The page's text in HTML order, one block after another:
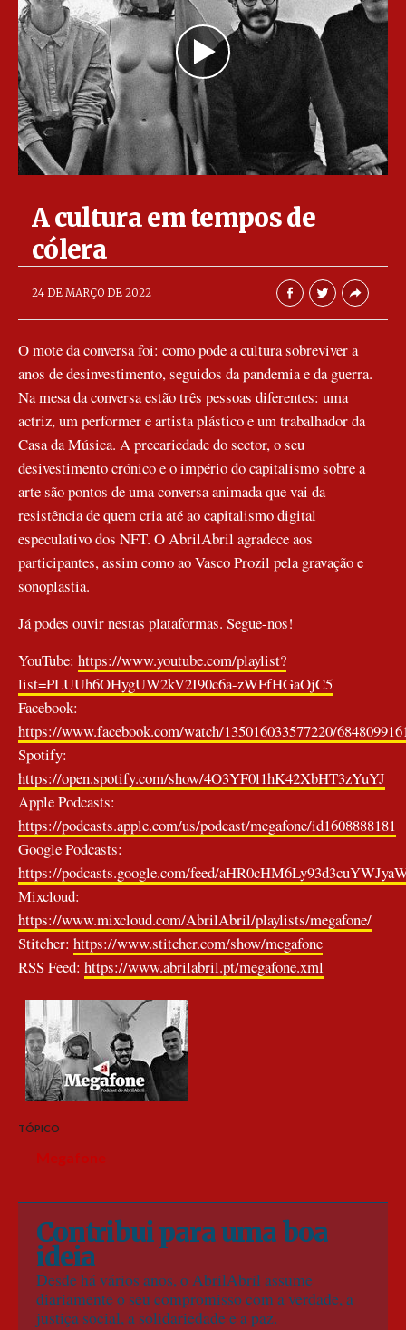
A cultura em tempos de
cólera
24 DE MARÇO DE 2022
O mote da conversa foi: como pode a cultura sobreviver a
anos de desinvestimento, seguidos da pandemia e da guerra.
Na mesa da conversa estão três pessoas diferentes: uma
actriz, um performer e artista plástico e um trabalhador da
Casa da Música. A precariedade do sector, o seu
desivestimento crónico e o império do capitalismo sobre a
arte são pontos de uma conversa animada que vai da
resistência de quem cria até ao capitalismo digital
especulativo dos NFT. O AbrilAbril agradece aos
participantes, assim como ao Vasco Prozil pela gravação e
sonoplastia.
Já podes ouvir nestas plataformas. Segue-nos!
YouTube: https://www.youtube.com/playlist?
list=PLUUh6OHygUW2kV2I90c6a-zWFfHGaOjC5
Facebook:
https://www.facebook.com/watch/135016033577220/
Spotify:
https://open.spotify.com/show/4O3YF0l1hK42XbHT3zYuYJ
Apple Podcasts:
https://podcasts.apple.com/us/podcast/megafone/id1608888181
Google Podcasts:
https://podcasts.google.com/feed/
Mixcloud:
https://www.mixcloud.com/AbrilAbril/playlists/megafone/
Stitcher: https://www.stitcher.com/show/megafone
RSS Feed: https://www.abrilabril.pt/megafone.xml
TÓPICO
Megafone
Contribui para uma boa
ideia
Desde há vários anos, o AbrilAbril assume
diariamente o seu compromisso com a verdade, a
justiça social, a solidariedade e a paz.